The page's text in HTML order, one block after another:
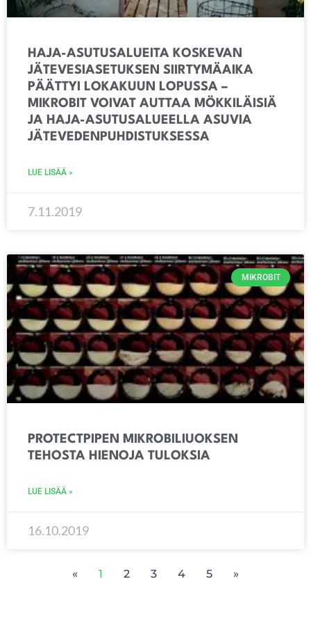
HAJA-ASUTUSALUEITA KOSKEVAN
JÄTEVESIASETUKSEN SIIRTYMÄAIKA
PÄÄTTYI LOKAKUUN LOPUSSA –
MIKROBIT VOIVAT AUTTAA MÖKKILÄISIÄ
JA HAJA-ASUTUSALUEELLA ASUVIA
JÄTEVEDENPUHDISTUKSESSA
LUE LISÄÄ »
7.11.2019
MIKROBIT
PROTECTPIPEN MIKROBILIUOKSEN
TEHOSTA HIENOJA TULOKSIA
LUE LISÄÄ »
16.10.2019
« 1 2 3 4 5 »